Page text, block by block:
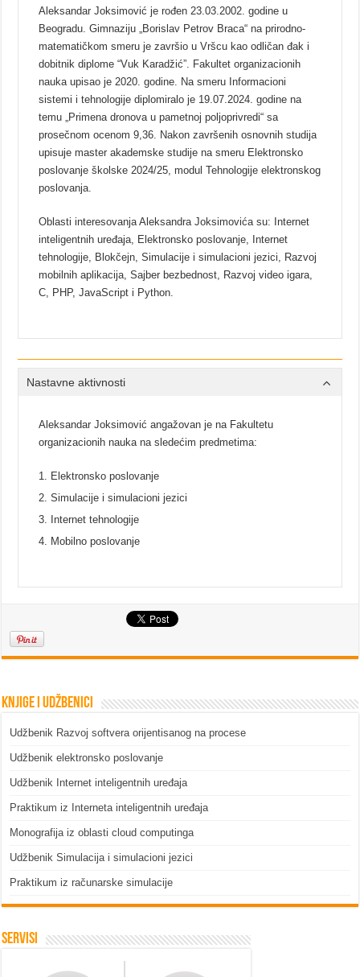
Aleksandar Joksimović je rođen 23.03.2002. godine u
Beogradu. Gimnaziju „Borislav Petrov Braca“ na prirodno-
matematičkom smeru je završio u Vršcu kao odličan đak i
dobitnik diplome “Vuk Karadžić”. Fakultet organizacionih
nauka upisao je 2020. godine. Na smeru Informacioni
sistemi i tehnologije diplomiralo je 19.07.2024. godine na
temu „Primena dronova u pametnoj poljoprivredi“ sa
prosečnom ocenom 9,36. Nakon završenih osnovnih studija
upisuje master akademske studije na smeru Elektronsko
poslovanje školske 2024/25, modul Tehnologije elektronskog
poslovanja.
Oblasti interesovanja Aleksandra Joksimovića su: Internet
inteligentnih uređaja, Elektronsko poslovanje, Internet
tehnologije, Blokčejn, Simulacije i simulacioni jezici, Razvoj
mobilnih aplikacija, Sajber bezbednost, Razvoj video igara,
C, PHP, JavaScript i Python.
Nastavne aktivnosti
Aleksandar Joksimović angažovan je na Fakultetu
organizacionih nauka na sledećim predmetima:
Elektronsko poslovanje
Simulacije i simulacioni jezici
Internet tehnologije
Mobilno poslovanje
Knjige i udžbenici
Udžbenik Razvoj softvera orijentisanog na procese
Udžbenik elektronsko poslovanje
Udžbenik Internet inteligentnih uređaja
Praktikum iz Interneta inteligentnih uređaja
Monografija iz oblasti cloud computinga
Udžbenik Simulacija i simulacioni jezici
Praktikum iz računarske simulacije
Servisi